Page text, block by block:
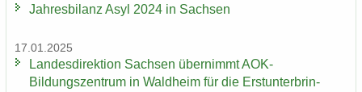
Jah­res­bi­lanz Asyl 2024 in Sach­sen
17.01.2025
Lan­des­di­rek­ti­on Sach­sen über­nimmt AOK-​
Bildungszentrum in Wald­heim für die Erst­un­ter­brin­